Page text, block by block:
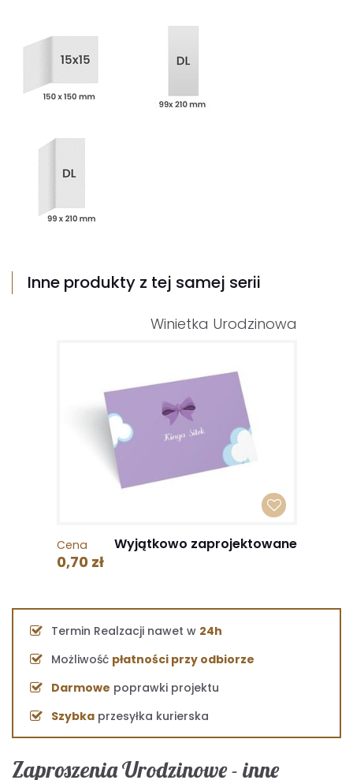
Zaproszenia Urodzinowe - inne
Inne produkty z tej samej serii
Winietka Urodzinowa
Cena
0,70 zł
Wyjątkowo zaprojektowane
Termin Realzacji nawet w 24h
Możliwość płatności przy odbiorze
Darmowe poprawki projektu
Szybka przesyłka kurierska